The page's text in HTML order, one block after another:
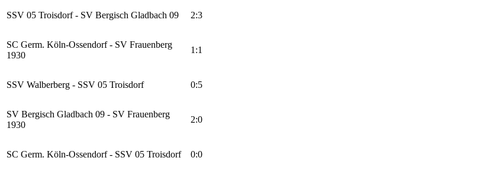
SSV 05 Troisdorf - SV Bergisch Gladbach 09 2:3
SC Germ. Köln-Ossendorf - SV Frauenberg
1930
1:1
SSV Walberberg - SSV 05 Troisdorf 0:5
SV Bergisch Gladbach 09 - SV Frauenberg
1930
2:0
SC Germ. Köln-Ossendorf - SSV 05 Troisdorf 0:0